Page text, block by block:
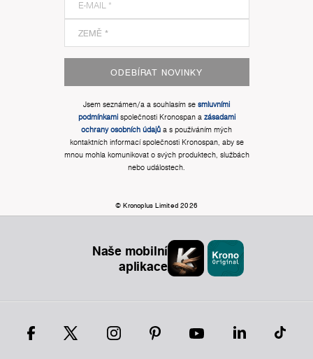
ODEBÍRAT NOVINKY
Jsem seznámen/a a souhlasím se smluvními
podmínkamispolečnosti Kronospan a zásadami
ochrany osobních údajů a s používáním mých
kontaktních informací společnosti Kronospan, aby se
mnou mohla komunikovat o svých produktech, službách
nebo událostech.
© Kronoplus Limited 2026
Naše mobilní
aplikace